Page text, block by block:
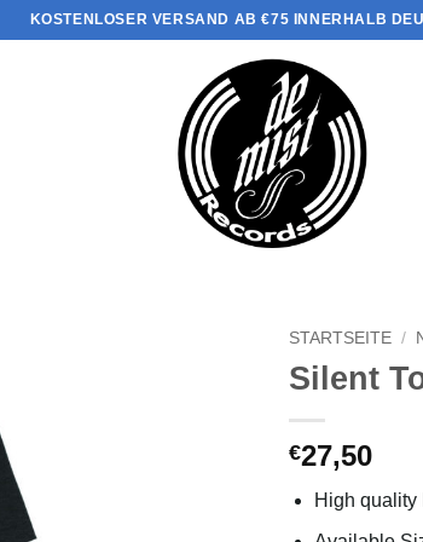
KOSTENLOSER VERSAND AB €75 INNERHALB
STARTSEITE /
Silent
€27,50
High quality